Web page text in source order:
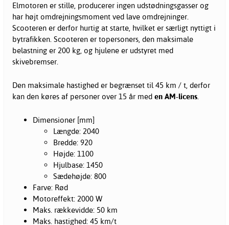
Elmotoren er stille, producerer ingen udstødningsgasser og
har højt omdrejningsmoment ved lave omdrejninger.
Scooteren er derfor hurtig at starte, hvilket er særligt nyttigt i
bytrafikken. Scooteren er topersoners, den maksimale
belastning er 200 kg, og hjulene er udstyret med
skivebremser.
Den maksimale hastighed er begrænset til 45 km / t, derfor
kan den køres af personer over 15 år med en AM-licens.
Dimensioner [mm]
Længde: 2040
Bredde: 920
Højde: 1100
Hjulbase: 1450
Sædehøjde: 800
Farve: Rød
Motoreffekt: 2000 W
Maks. rækkevidde: 50 km
Maks. hastighed: 45 km/t